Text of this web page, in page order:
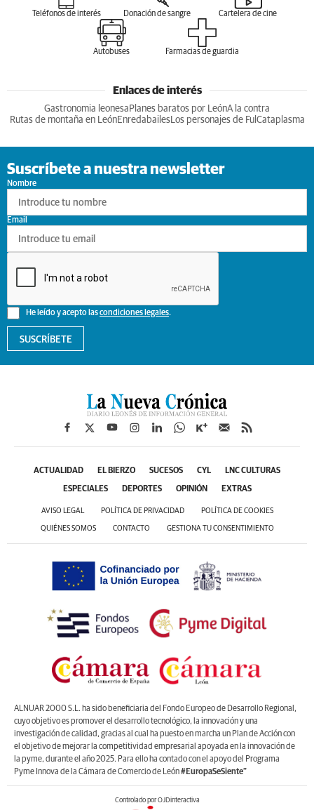
Teléfonos de interés Donación de sangre Cartelera de cine
Autobuses Farmacias de guardia
Enlaces de interés
Gastronomia leonesa Planes baratos por LeónA la contra
Rutas de montaña en LeónEnredabailesLos personajes de Ful Cataplasma
Suscríbete a nuestra newsletter
Nombre
He leído y acepto lascondiciones legales.
Email
SUSCRÍBETE
ACTUALIDAD EL BIERZO SUCESOS CYL LNC CULTURAS
ESPECIALES DEPORTES OPINIÓN EXTRAS
AVISO LEGAL POLÍTICA DE PRIVACIDAD POLÍTICA DE COOKIES
QUIÉNES SOMOS CONTACTO GESTIONA TU CONSENTIMIENTO
ALNUAR 2000 S.L. ha sido beneficiaria del Fondo Europeo de Desarrollo Regional,
cuyo objetivo es promover el desarrollo tecnológico, la innovación y una
investigación de calidad, gracias al cual ha puesto en marcha un Plan de Acción con
el objetivo de mejorar la competitividad empresarial apoyada en la innovación de
la pyme, durante el año 2025. Para ello ha contado con el apoyo del Programa
Pyme Innova de la Cámara de Comercio de León#EuropaSeSiente”
Controlado por OJDinteractiva